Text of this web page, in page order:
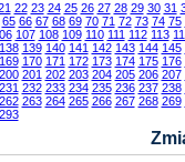
22 23 24 25 26 27 28 29 30 31
65 66 67 68 69 70 71 72 73 74 75
107 108 109 110 111 112 113
138 139 140 141 142 143 144 145
169 170 171 172 173 174 175 176
200 201 202 203 204 205 206 207
231 232 233 234 235 236 237 238
262 263 264 265 266 267 268 269
293